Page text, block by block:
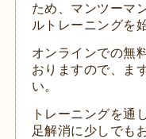
ため、マンツーマ
ルトレーニングを
オンラインでの無
おりますので、ま
い。
トレーニングを通
足解消に少しでも